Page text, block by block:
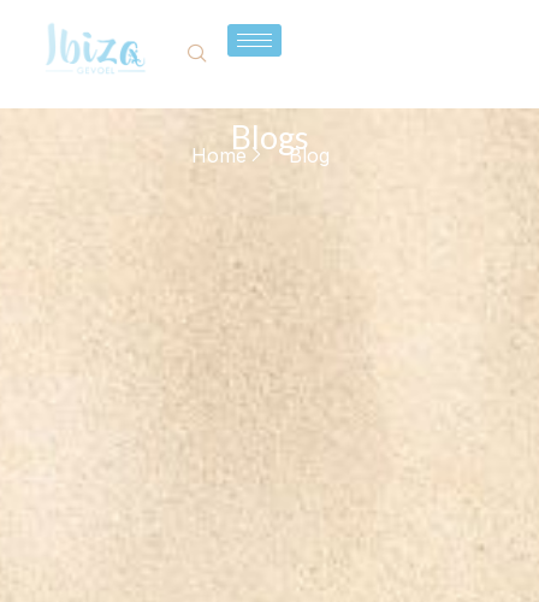
Blogs
Home Blog